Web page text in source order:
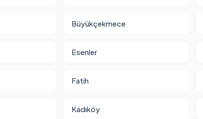
Büyükçekmece
Esenler
Fatih
Kadıköy